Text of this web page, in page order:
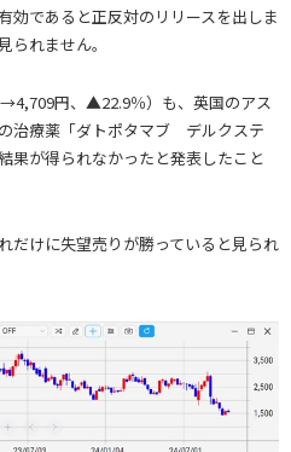
効であると正反対のリリースを出しま
られません。
円、▲22.9％）も、英国のアス
治療薬「ダトポタマブ デルクステ
果が得られなかったと発表したこと
だけに失望売りが勝っていると見られ